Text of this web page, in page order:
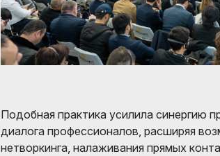
Подобная практика усилила синергию
диалога профессионалов, расширяя
нетворкинга, налаживания прямых